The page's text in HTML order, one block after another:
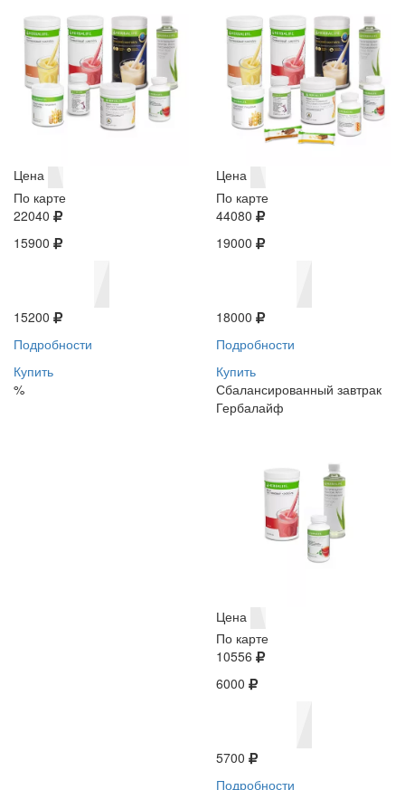
Цена
По карте
22040
15900
15200
Подробности
Купить
%
Цена
По карте
44080
19000
18000
Подробности
Купить
Сбалансированный завтрак
Гербалайф
Цена
По карте
10556
6000
5700
Подробности